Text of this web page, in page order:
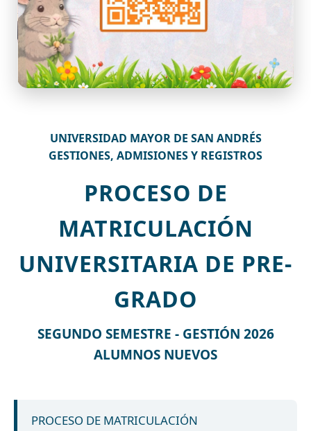
UNIVERSIDAD MAYOR DE SAN ANDRÉS
GESTIONES, ADMISIONES Y REGISTROS
PROCESO DE
MATRICULACIÓN
UNIVERSITARIA DE PRE-
GRADO
SEGUNDO SEMESTRE - GESTIÓN 2026
ALUMNOS NUEVOS
PROCESO DE MATRICULACIÓN